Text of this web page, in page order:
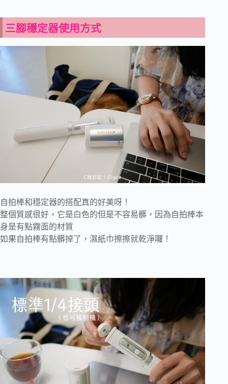
三腳穩定器使用方式
自拍棒和穩定器的搭配真的好美呀！
整個質感很好，它是白色的但是不容易髒，因為自拍棒本
身是有點霧面的材質
如果自拍棒有點髒掉了，濕紙巾擦擦就乾淨囉！